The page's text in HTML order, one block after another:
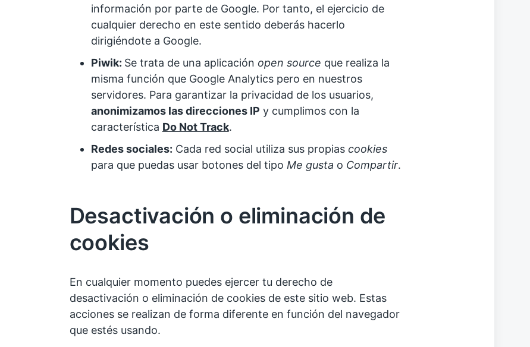
información por parte de Google. Por tanto, el ejercicio de
cualquier derecho en este sentido deberás hacerlo
dirigiéndote a Google.
Piwik: Se trata de una aplicación open source que realiza la
misma función que Google Analytics pero en nuestros
servidores. Para garantizar la privacidad de los usuarios,
anonimizamos las direcciones IP y cumplimos con la
característica Do Not Track.
Redes sociales: Cada red social utiliza sus propias cookies
para que puedas usar botones del tipo Me gusta o Compartir.
Desactivación o eliminación de
cookies
En cualquier momento puedes ejercer tu derecho de
desactivación o eliminación de cookies de este sitio web. Estas
acciones se realizan de forma diferente en función del navegador
que estés usando.